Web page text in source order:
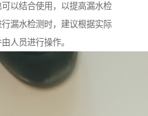
以结合使用，以提高漏水检
漏水检测时，建议根据实际
人员进行操作。